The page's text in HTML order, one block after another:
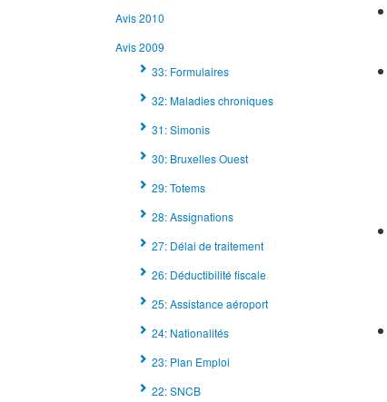
Avis 2010
Avis 2009
33: Formulaires
32: Maladies chroniques
31: Simonis
30: Bruxelles Ouest
29: Totems
28: Assignations
27: Délai de traitement
26: Déductibilité fiscale
25: Assistance aéroport
24: Nationalités
23: Plan Emploi
22: SNCB